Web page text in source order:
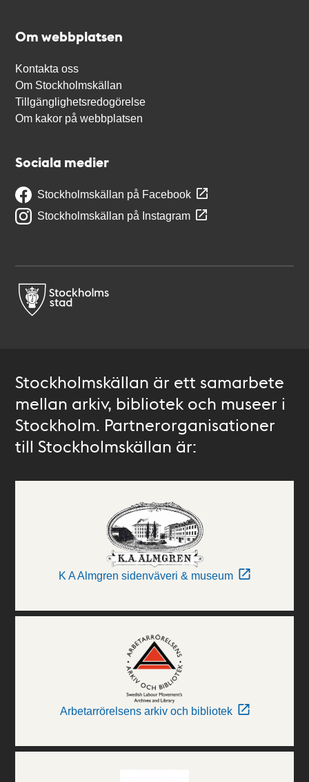
Om webbplatsen
Kontakta oss
Om Stockholmskällan
Tillgänglighetsredogörelse
Om kakor på webbplatsen
Sociala medier
Stockholmskällan på Facebook
Stockholmskällan på Instagram
Stockholmskällan är ett samarbete
mellan arkiv, bibliotek och museer i
Stockholm. Partnerorganisationer
till Stockholmskällan är:
K A Almgren sidenväveri & museum
Arbetarrörelsens arkiv och bibliotek